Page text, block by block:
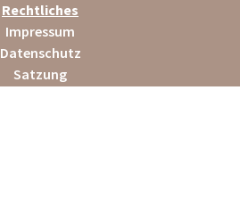
Rechtliches
Impressum
Datenschutz
Satzung